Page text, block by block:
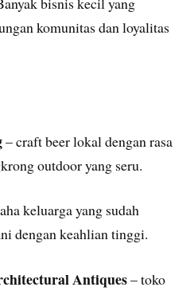
komunitas dan loyalitas
– craft beer lokal dengan rasa
outdoor yang seru.
keluarga yang sudah
dengan keahlian tinggi.
Antiques– toko